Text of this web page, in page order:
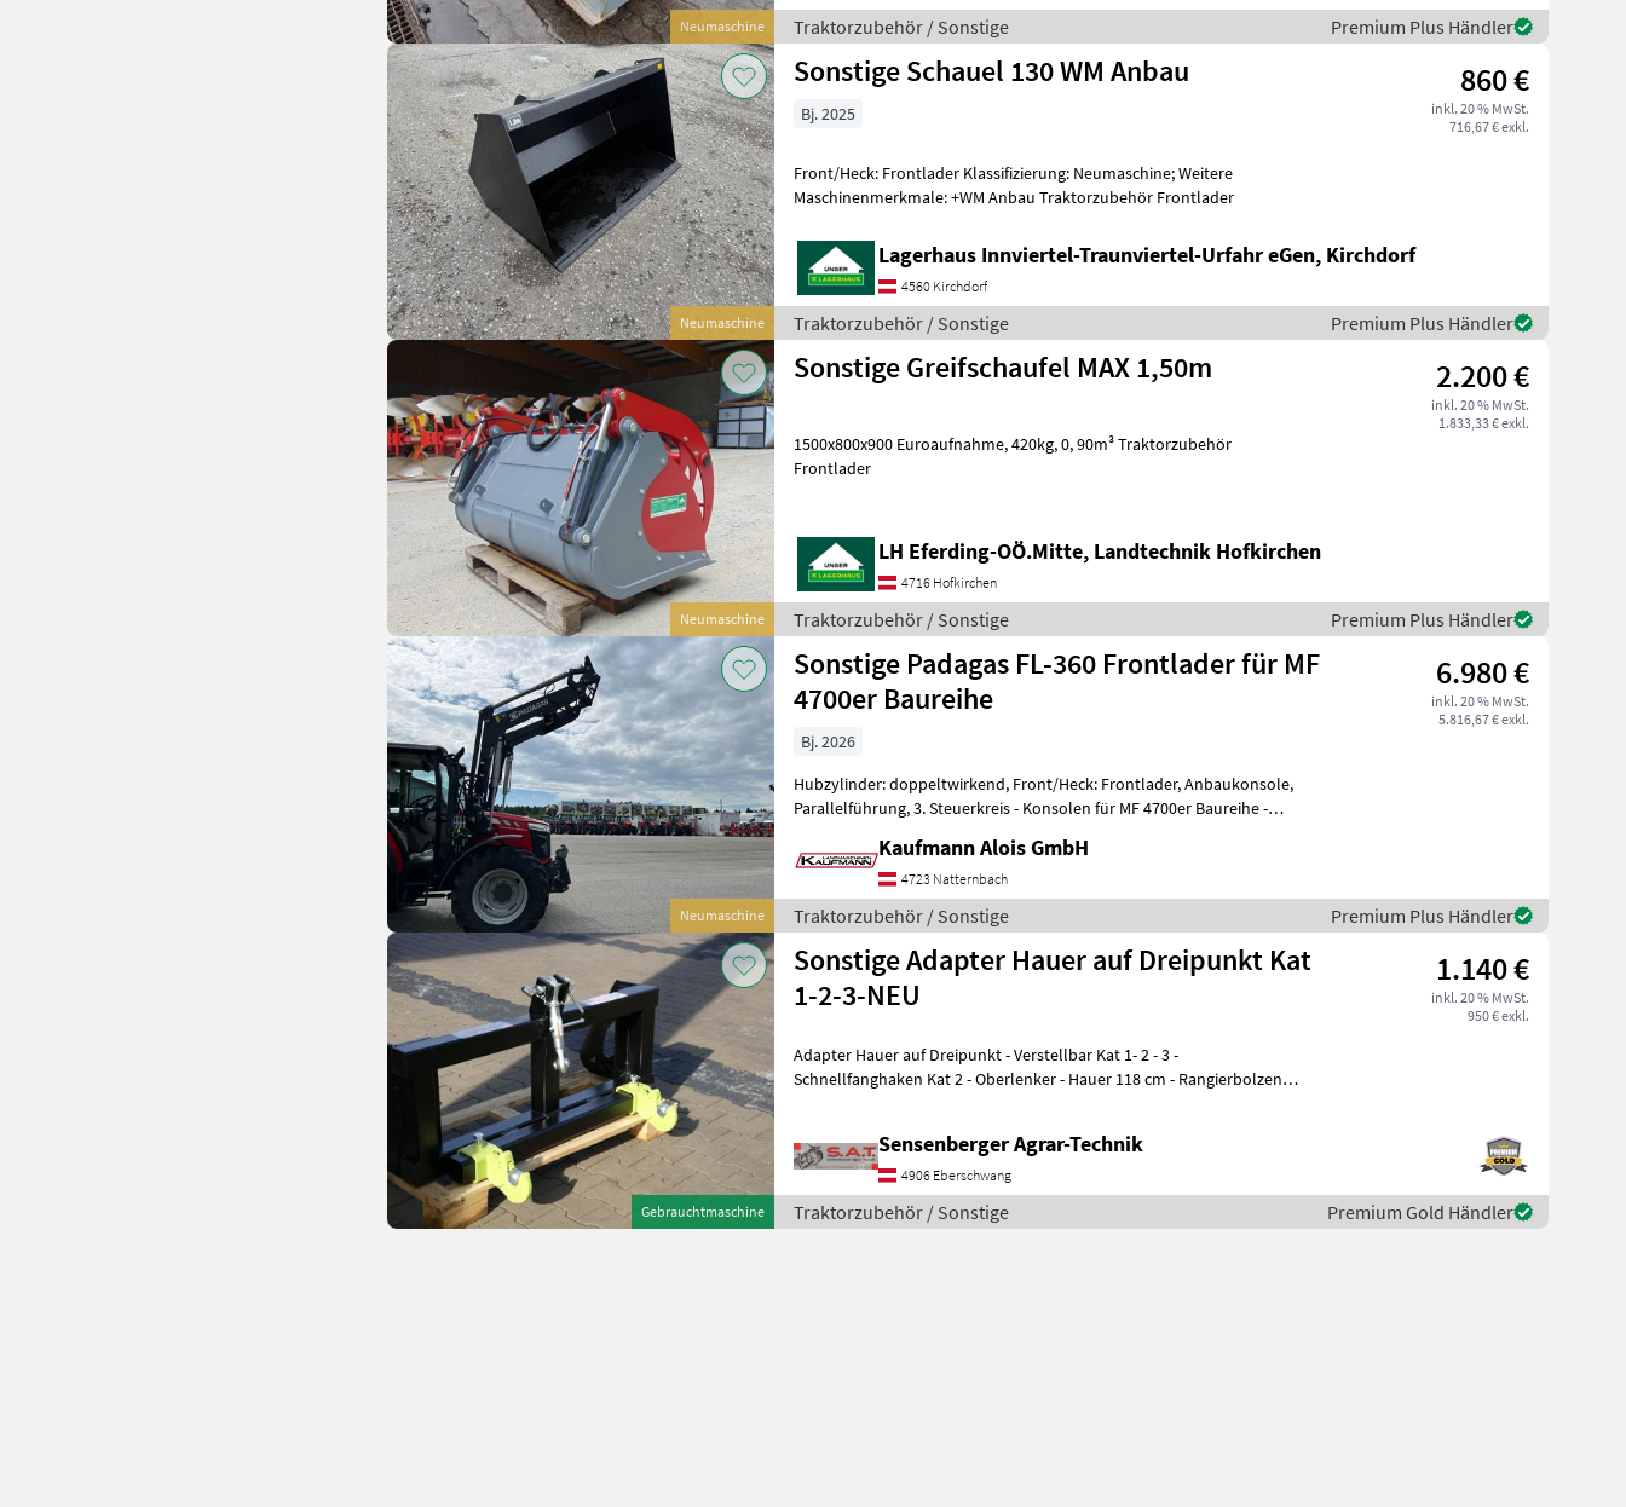
Neumaschine Traktorzubehör / Sonstige Premium Plus Händler
Neumaschine
Sonstige Schauel 130 WM Anbau 860 €
inkl. 20 % MwSt.
716,67 € exkl.
Bj. 2025
Front/Heck: Frontlader Klassifizierung: Neumaschine; Weitere
Maschinenmerkmale: +WM Anbau Traktorzubehör Frontlader
Lagerhaus Innviertel-Traunviertel-Urfahr eGen, Kirchdorf
4560 Kirchdorf
Traktorzubehör / Sonstige Premium Plus Händler
Neumaschine
Sonstige Greifschaufel MAX 1,50m 2.200 €
inkl. 20 % MwSt.
1.833,33 € exkl.
1500x800x900 Euroaufnahme, 420kg, 0, 90m³ Traktorzubehör
Frontlader
LH Eferding-OÖ.Mitte, Landtechnik Hofkirchen
4716 Hofkirchen
Traktorzubehör / Sonstige Premium Plus Händler
Neumaschine
Sonstige Padagas FL-360 Frontlader für MF
4700er Baureihe
6.980 €
inkl. 20 % MwSt.
5.816,67 € exkl.
Bj. 2026
Hubzylinder: doppeltwirkend, Front/Heck: Frontlader, Anbaukonsole,
Parallelführung, 3. Steuerkreis - Konsolen für MF 4700er Baureihe -
Kaufmann Alois GmbH
4723 Natternbach
Traktorzubehör / Sonstige Premium Plus Händler
Gebrauchtmaschine
Sonstige Adapter Hauer auf Dreipunkt Kat
1-2-3-NEU
1.140 €
inkl. 20 % MwSt.
950 € exkl.
Adapter Hauer auf Dreipunkt - Verstellbar Kat 1- 2 - 3 -
Schnellfanghaken Kat 2 - Oberlenker - Hauer 118 cm - Rangierbolzen -
Sensenberger Agrar-Technik
4906 Eberschwang
Traktorzubehör / Sonstige Premium Gold Händler